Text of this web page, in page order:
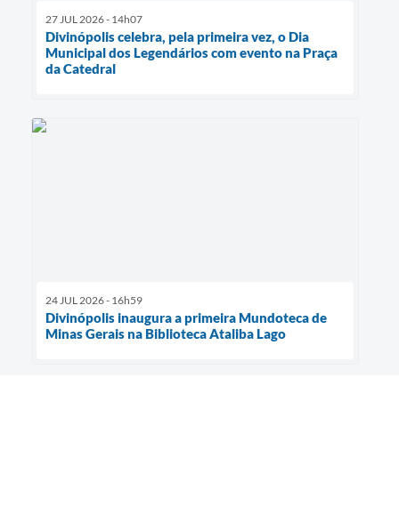
27 JUL 2026 - 14h07
Divinópolis celebra, pela primeira vez, o Dia
Municipal dos Legendários com evento na Praça
da Catedral
24 JUL 2026 - 16h59
Divinópolis inaugura a primeira Mundoteca de
Minas Gerais na Biblioteca Ataliba Lago